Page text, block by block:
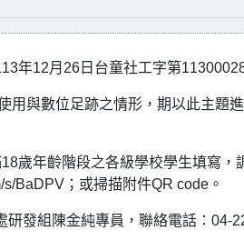
年12月26日台童社工字第
用與數位足跡之情形，期以此主題
歲年齡階段之各級學校學生填寫
BaDPV；或掃描附件QR code。
發組陳金純專員，聯絡電話：04-